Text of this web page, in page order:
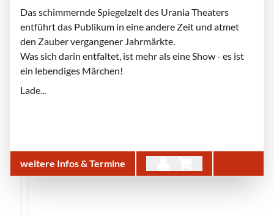
Das schimmernde Spiegelzelt des Urania Theaters
entführt das Publikum in eine andere Zeit und atmet
den Zauber vergangener Jahrmärkte.
Was sich darin entfaltet, ist mehr als eine Show - es ist
ein lebendiges Märchen!
Lade...
weitere Infos & Termine